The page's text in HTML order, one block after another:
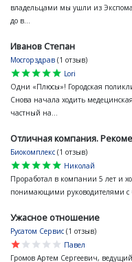
владельцами мы ушли из
до в...
Иванов Степан
Мосгорздрав (1 отзыв)
star
star
star
star
star
Lori
Одни «Плюсы»! Городская
Снова начала ходить
частный на...
Отличная компания.
Биокомплекс (1 отзыв)
star
star
star
star
star
Николай
Проработал в компании 5 лет и
понимающими руководителями с
Ужасное отношение
Русатом Сервис (1 отзыв)
star
star
star
star
star
Павел
Громов Артем Сергеевич,